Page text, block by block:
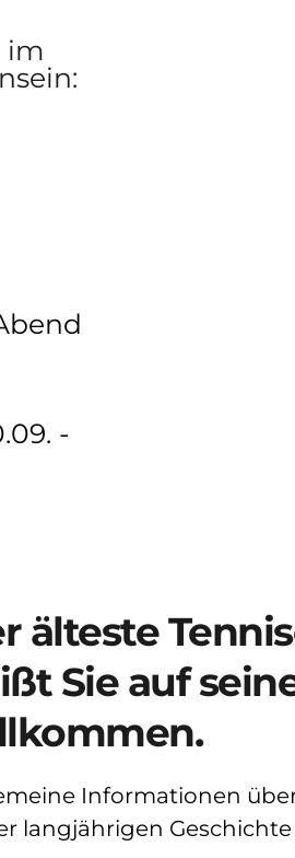
im
-
älteste
Sie auf
Informationen
langjährigen